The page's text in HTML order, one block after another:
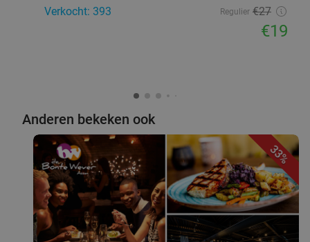
Verkocht: 393
Regulier €27
€19
Anderen bekeken ook
33%